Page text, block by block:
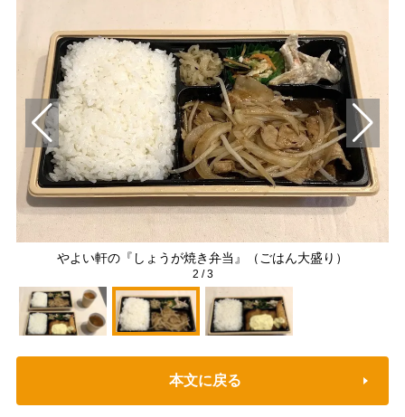
やよい軒の『しょうが焼き弁当』（ごはん大盛り）
2 /3
本文に戻る